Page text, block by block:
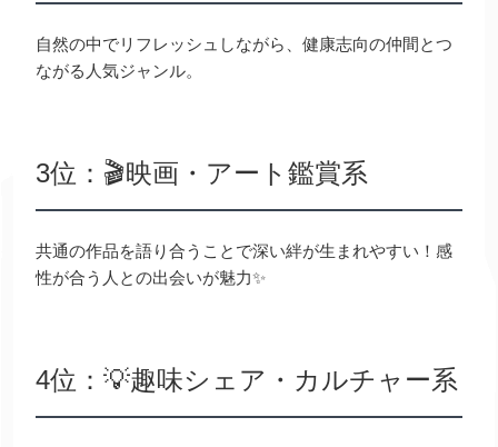
自然の中でリフレッシュしながら、健康志向の仲間とつ
ながる人気ジャンル。
3位：🎬映画・アート鑑賞系
共通の作品を語り合うことで深い絆が生まれやすい！感
性が合う人との出会いが魅力✨
4位：💡趣味シェア・カルチャー系